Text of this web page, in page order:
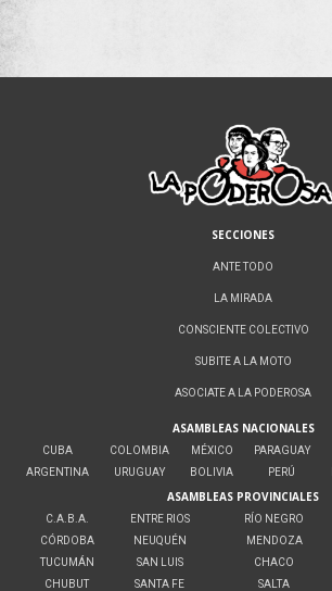
SECCIONES
ANTE TODO
LA MIRADA
CONSCIENTE COLECTIVO
SUBITE A LA MOTO
ASOCIATE A LA PODEROSA
ASAMBLEAS NACIONALES
CUBA
ARGENTINA
COLOMBIA
URUGUAY
MÉXICO
BOLIVIA
PARAGUAY
PERÚ
ASAMBLEAS PROVINCIALES
C.A.B.A.
CÓRDOBA
TUCUMÁN
CHUBUT
ENTRE RIOS
NEUQUÉN
SAN LUIS
SANTA FE
RÍO NEGRO
MENDOZA
CHACO
SALTA